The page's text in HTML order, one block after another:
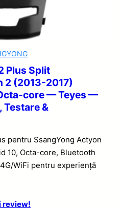
Plus Split
2 (2013-2017)
core — Teyes —
Testare &
pentru SsangYong Actyon
10, Octa-core, Bluetooth
WiFi pentru experiență
review!